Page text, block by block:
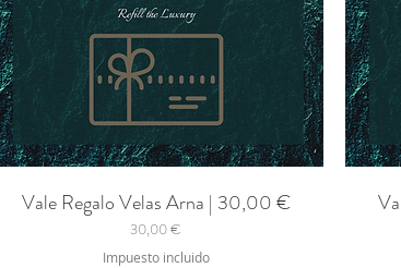
Vista rápida
Vale Regalo Velas Arna | 30,00 €
Precio
30,00 €
Impuesto incluido